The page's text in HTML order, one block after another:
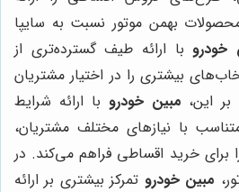
بهمن موتور نسبت به سایپا
خودرو با ارائه طیف گسترده‌تری از
بیشتری را در اختیار مشتریان
این، مبین خودرو با ارائه شرایط
با نیازهای مختلف مشتریان،
برای خرید اقساطی فراهم می‌کند. در
مبین خودرو تمرکز بیشتری بر ارائه